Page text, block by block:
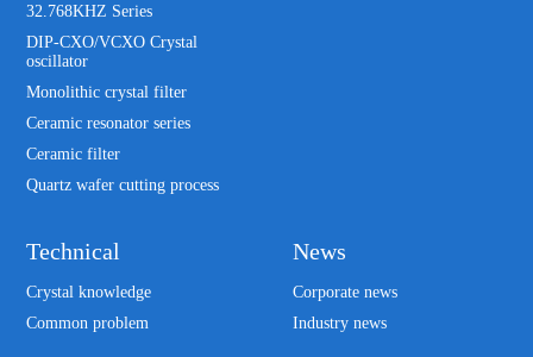
32.768KHZ Series
DIP-CXO/VCXO Crystal
oscillator
Monolithic crystal filter
Ceramic resonator series
Ceramic filter
Quartz wafer cutting process
Technical
Crystal knowledge
Common problem
News
Corporate news
Industry news